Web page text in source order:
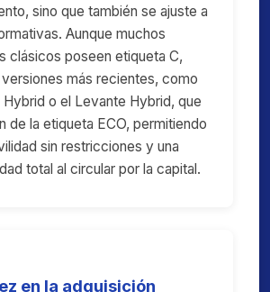
sino que también se ajuste a
Aunque muchos
clásicos poseen etiqueta C,
más recientes, como
Hybrid o el Levante Hybrid, que
de la etiqueta ECO, permitiendo
sin restricciones y una
total al circular por la capital.
en la adquisición